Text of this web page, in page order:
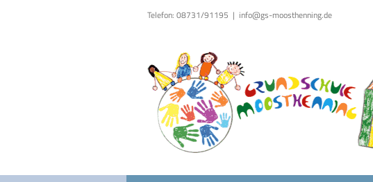
Telefon: 08731/91195 | info@gs-moosthenning.de